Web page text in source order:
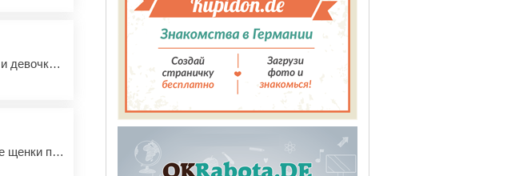
Очаровательные щенки миниатюрного пуделя. Мальчики и девочки миниатюрного пуделя, 12 недель, готовы к переезду в новый дом. Эти щенки хорошо ведут себя с детьми и другими животными. Они находятся под наблюдением ветеринара и имеют все документы, включая родословную. Надеюсь на скорый ответ. WHATSAPP...
Щенок померанского шпица с документами. Чистокровные щенки померанского шпица для настоящих любителей животных. Эти щенки выращены моей женой, которая является ветеринарным врачом. У них есть все необходимые документы для поездки в любую часть Европы. Пожалуйста, свяжитесь со мной для получения допо...